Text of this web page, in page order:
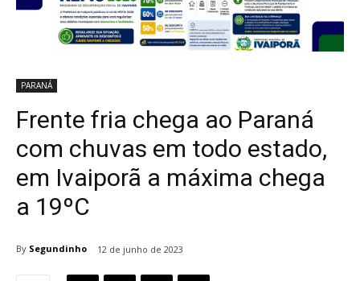
PARANÁ
Frente fria chega ao Paraná
com chuvas em todo estado,
em Ivaiporã a máxima chega
a 19ºC
By Segundinho 12 de junho de 2023